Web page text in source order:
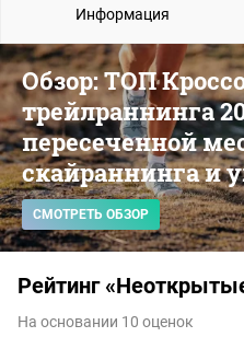
Обзор: ТОП
трейлраннинга
пересеченной
скайраннинга и
СМОТРЕТЬ ОБЗОР
Рейтинг
На основании 10 оценок
Информация